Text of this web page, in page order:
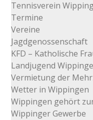
Tennisverein
Termine
Vereine
Jagdgenossenschaft
KFD – Katholische
Landjugend
Vermietung der
Wetter in Wippingen
Wippingen gehört
Wippinger Gewerbe